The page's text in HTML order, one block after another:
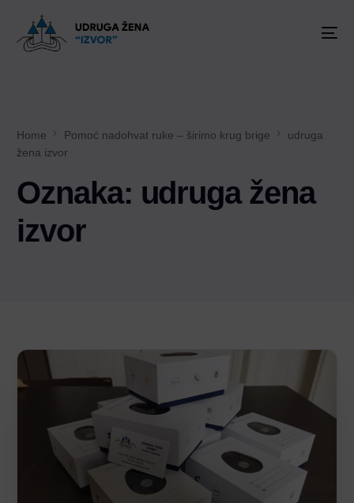
Home Pomoć nadohvat ruke – širimo krug brige
udruga
žena izvor
Oznaka: udruga žena
izvor